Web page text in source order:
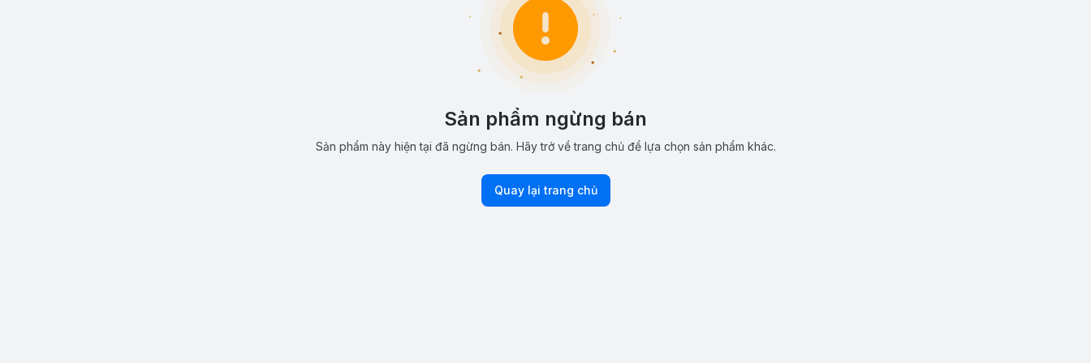
Sản phẩm ngừng bán
Sản phẩm này hiện tại đã ngừng bán. Hãy trở về trang chủ để lựa chọn sản phẩm khác.
Quay lại trang chủ